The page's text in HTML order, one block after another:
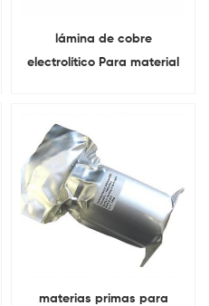
lámina de cobre
electrolítico Para material
materias primas para